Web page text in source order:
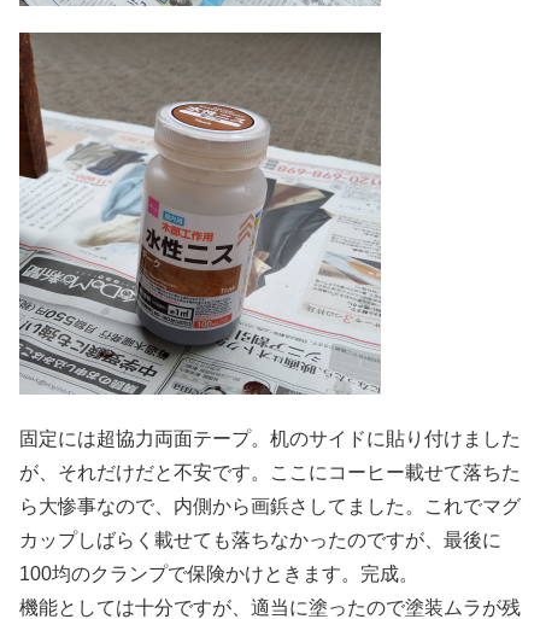
固定には超協力両面テープ。机のサイドに貼り付けました
が、それだけだと不安です。ここにコーヒー載せて落ちた
ら大惨事なので、内側から画鋲さしてました。これでマグ
カップしばらく載せても落ちなかったのですが、最後に
100均のクランプで保険かけときます。完成。
機能としては十分ですが、適当に塗ったので塗装ムラが残